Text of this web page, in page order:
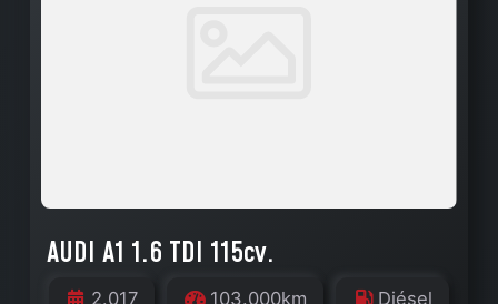
AUDI A1 1.6 TDI 115cv.
2.017 103.000km Diésel